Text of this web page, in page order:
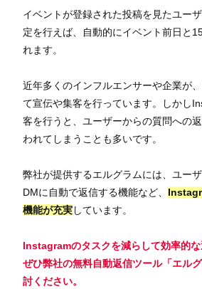
イベントが登録された投稿を見たユー
定を行えば、自動的にイベント前日と
れます。
近年多くのインフルエンサーや企業が
て宣伝や集客を行っています。しかし
客を行うと、ユーザーからの質問への
われてしまうことも多いです。
弊社が提供するエルグラムには、ユー
DMに自動で返信する機能など、
機能が充実しています。
Instagramのタスクを減らして効率的な
ぜひ弊社の無料自動返信ツール「エル
討ください。